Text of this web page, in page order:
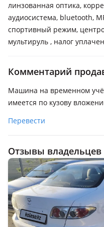
линзованная оптика,
аудиосистема, bluetooth,
спортивный режим,
мультируль , налог
Комментарий
Машина на временном
имеется по кузову
Перевести
Отзывы владельцев